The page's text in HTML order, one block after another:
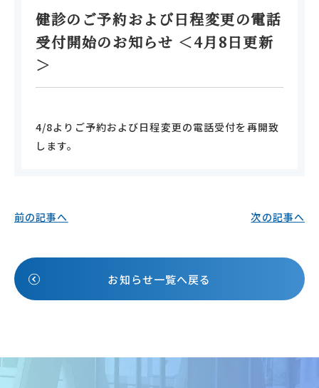
健診のご予約および日程変更の電話
受付開始のお知らせ ＜4月8日更新
＞
4/8よりご予約および日程変更の電話受付を再開致
します。
前の記事へ 次の記事へ
お知らせ一覧へ戻る